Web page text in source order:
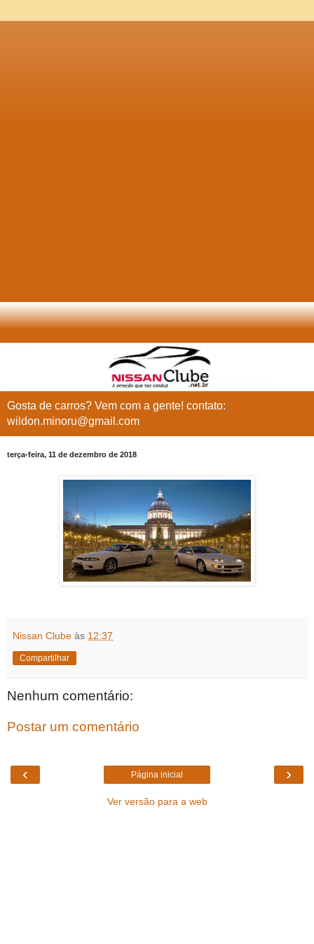
Gosta de carros? Vem com a gente! contato:
wildon.minoru@gmail.com
terça-feira, 11 de dezembro de 2018
Nissan Clube às 12:37
Compartilhar
Nenhum comentário:
Postar um comentário
‹ ›
Página inicial
Ver versão para a web